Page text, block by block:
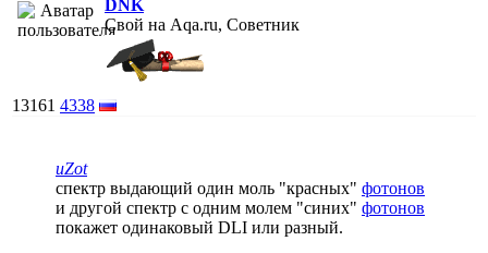
DNK
Свой на Aqa.ru, Советник
13161 4338
uZot
спектр выдающий один моль "красных" фотонов
и другой спектр с одним молем "синих" фотонов
покажет одинаковый DLI или разный.